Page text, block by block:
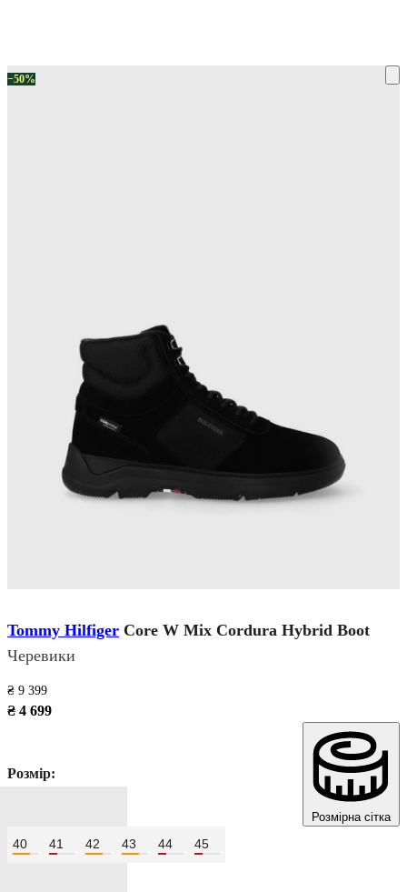
−50%
Tommy Hilfiger Core W Mix Cordura Hybrid Boot
Черевики
₴ 9 399
₴ 4 699
Розмір:
Розмірна сітка
40 41 42 43 44 45